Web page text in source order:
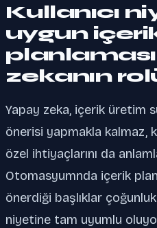
Kullanıcı
uygun
zekanın
Yapay zeka, içerik üretim
önerisi yapmakla kalmaz,
özel ihtiyaçlarını da
Otomasyumnda içerik
önerdiği başlıklar
niyetine tam uyumlu